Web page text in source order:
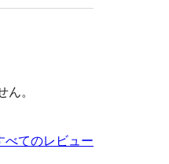
。
べてのレビュー